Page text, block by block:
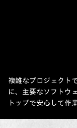
複雑なプロジェクト
に、主要なソフトウ
トップで安心して作